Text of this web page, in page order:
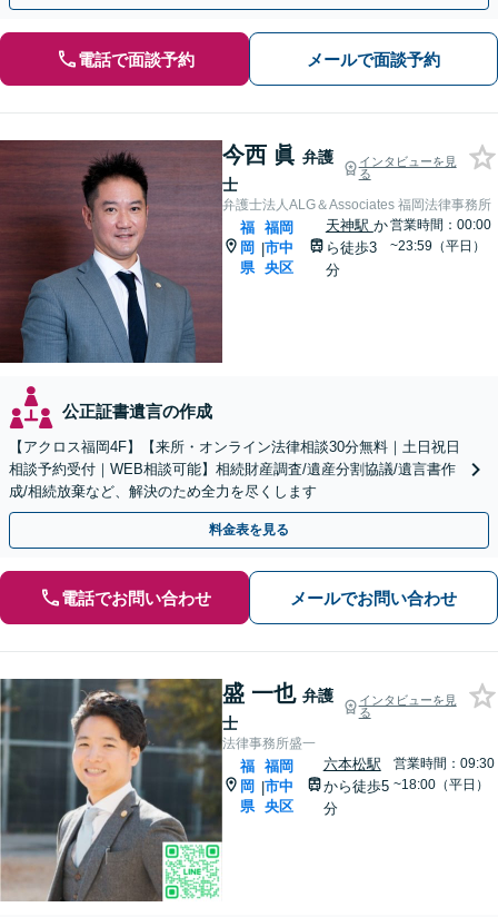
電話で面談予約 メールで面談予約
今西 眞 弁護
士
インタビューを見
る
弁護士法人ALG＆Associates 福岡法律事務所
福
岡
県
|
福岡
市中
央区
天神駅 か
ら徒歩3
分
営業時間：00:00
~23:59（平日）
公正証書遺言の作成
【アクロス福岡4F】【来所・オンライン法律相談30分無料｜土日祝日
相談予約受付｜WEB相談可能】相続財産調査/遺産分割協議/遺言書作
成/相続放棄など、解決のため全力を尽くします
料金表を見る
電話でお問い合わせ メールでお問い合わせ
盛 一也 弁護
士
インタビューを見
る
法律事務所盛一
福
岡
県
|
福岡
市中
央区
六本松駅
から徒歩5
分
営業時間：09:30
~18:00（平日）